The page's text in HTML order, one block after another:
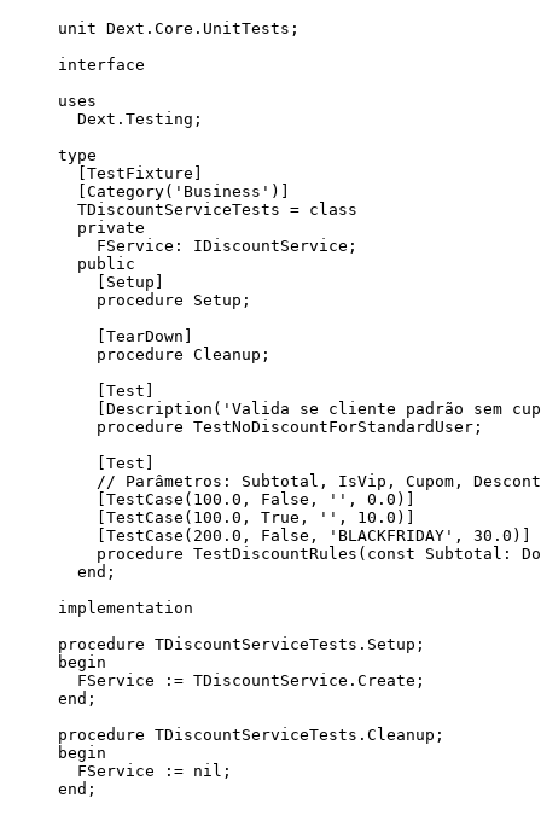
unit Dext.Core.UnitTests;
interface
uses
Dext.Testing;
type
[TestFixture]
[Category( ' Business ' )]
TDiscountServiceTests = class
private
FService: IDiscountService;
public
[Setup]
procedure
Setup ;
[TearDown]
procedure Cleanup ;
[Test]
[Description( ' Valida se cliente padrão sem
procedure TestNoDiscountForStandardUser ;
[Test]
// Parâmetros: Subtotal, IsVip, Cupom,
[TestCase( 100.0 , False , '' , 0.0 )]
[TestCase( 100.0 , True , '' , 10.0 )]
[TestCase( 200.0 , False , ' BLACKFRIDAY ' , 30.0 )]
procedure TestDiscountRules ( const Subtotal:
end ;
implementation
procedure TDiscountServiceTests.Setup ;
begin
FService := TDiscountService.Create;
end ;
procedure TDiscountServiceTests.Cleanup ;
begin
FService := nil ;
end ;